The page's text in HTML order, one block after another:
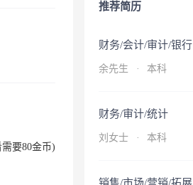
要80金币)
推荐简历
财务/会计/审计/银行
余先生 · 本科
财务/审计/统计
刘女士 · 本科